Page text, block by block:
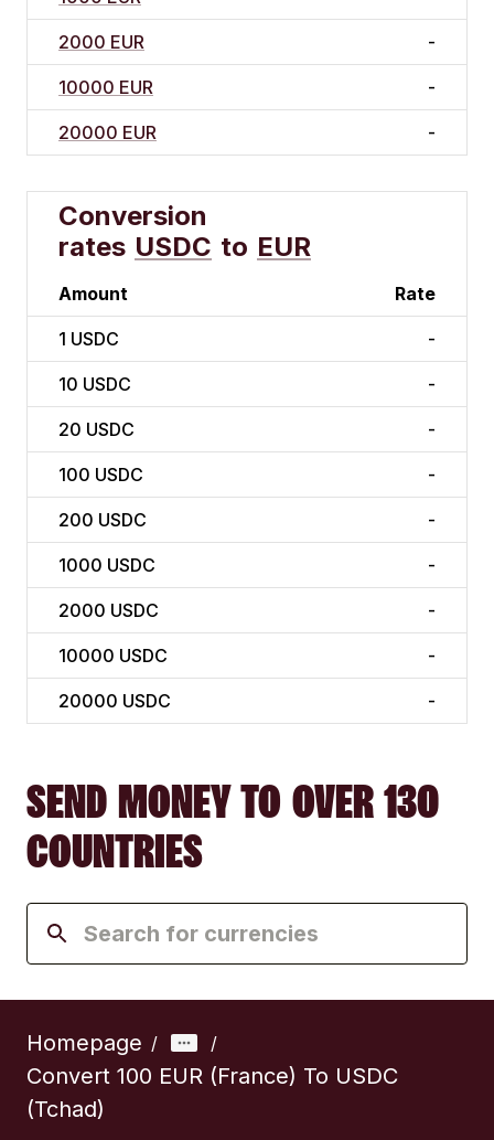
2000 EUR -
10000 EUR -
20000 EUR -
Conversion
rates USDC to EUR
Amount Rate
1 USDC -
10 USDC -
20 USDC -
100 USDC -
200 USDC -
1000 USDC -
2000 USDC -
10000 USDC -
20000 USDC -
SEND MONEY TO OVER 130
COUNTRIES
Homepage / /
Convert 100 EUR (France) To USDC
(Tchad)